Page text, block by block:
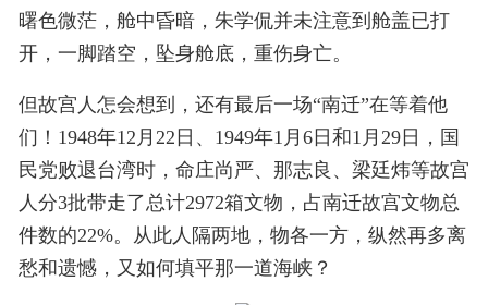
曙色微茫，舱中昏暗，朱学侃并未注意到舱盖已打
开，一脚踏空，坠身舱底，重伤身亡。
但故宫人怎会想到，还有最后一场“南迁”在等着他
们！1948年12月22日、1949年1月6日和1月29日，国
民党败退台湾时，命庄尚严、那志良、梁廷炜等故宫
人分3批带走了总计2972箱文物，占南迁故宫文物总
件数的22%。从此人隔两地，物各一方，纵然再多离
愁和遗憾，又如何填平那一道海峡？